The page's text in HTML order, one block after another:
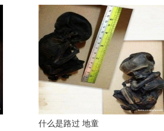
什么是路过 地童